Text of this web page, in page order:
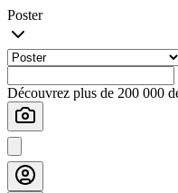
Poster
Découvrez plus de 200 000